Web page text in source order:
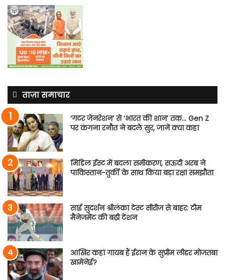
ताज़ा समाचार
‘गटर जेनरेशन’ से ‘भारत की शान’ तक… Gen Z
पर कंगना रनौत ने बदले सुर, जानें क्या कहा
मिडिल ईस्ट में बदला समीकरण, सऊदी अरब ने
पाकिस्तान-तुर्की के साथ किया बड़ा रक्षा समझौता
साई सुदर्शन श्रीलंका टेस्ट सीरीज से बाहर: टीम
मैनेजमेंट की बढ़ी टेंशन
आखिर कहां गायब हैं ईरान के सुप्रीम लीडर मोजतबा
खामेनेई?